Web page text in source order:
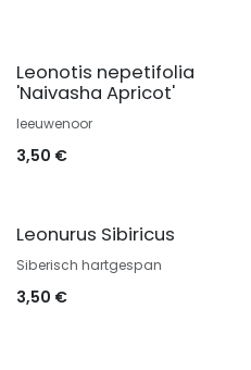
Leonotis nepetifolia
'Naivasha Apricot'
leeuwenoor
3,50 €
Leonurus Sibiricus
Siberisch hartgespan
3,50 €